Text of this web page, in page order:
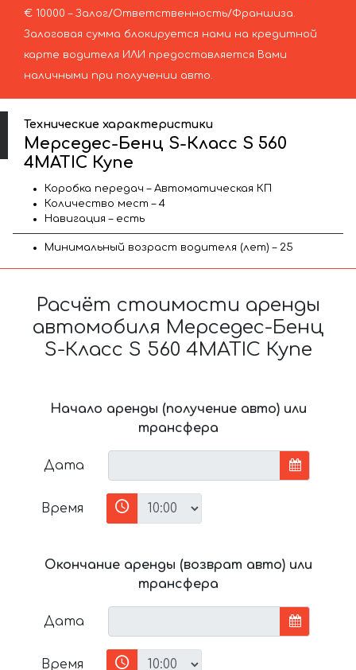
€ 10000 – Залог/Ответственность/Франшиза.
Залоговая сумма блокируется нами на кредитной
карте водителя ИЛИ предоставляется Вами
наличными при получении авто.
Технические характеристики
Мерседес-Бенц S-Класс S 560
4MATIC Купе
Коробка передач – Автоматическая КП
Количество мест – 4
Навигация – есть
Минимальный возраст водителя (лет) – 25
Расчёт стоимости аренды
автомобиля Мерседес-Бенц
S-Класс S 560 4MATIC Купе
Начало аренды (получение авто) или
трансфера
Дата
Время
Окончание аренды (возврат авто) или
трансфера
Дата
Время